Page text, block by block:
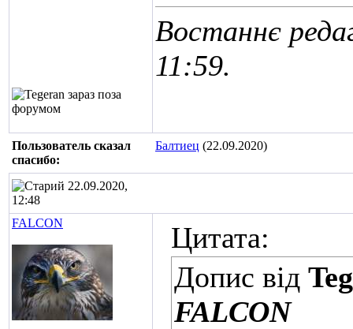
Востаннє
11:59.
Пользователь сказал
cпасибо:
Балтиец (22.09.2020)
22.09.2020,
12:48
FALCON
Цитата:
Допис від
FALCON